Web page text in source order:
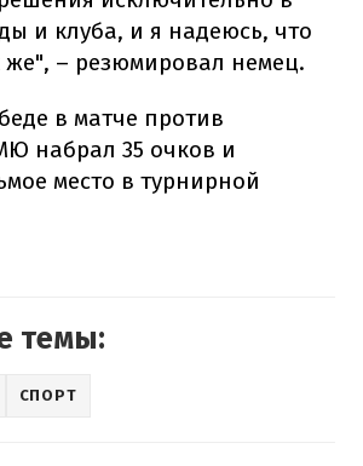
и клуба, и я надеюсь, что
же", – резюмировал немец.
в матче против
набрал 35 очков и
место в турнирной
темы:
СПОРТ